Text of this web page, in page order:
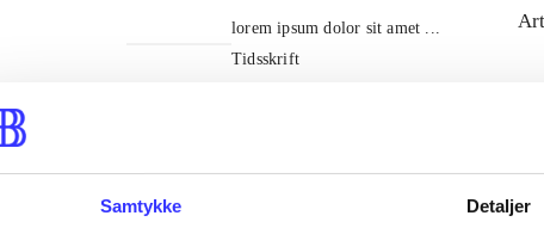
Samtykke Detaljer
lorem ipsum dolor sit amet ...
Tidsskrift